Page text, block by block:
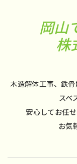
岡山
株
木造解体工事、鉄
スベ
安心してお任
お気